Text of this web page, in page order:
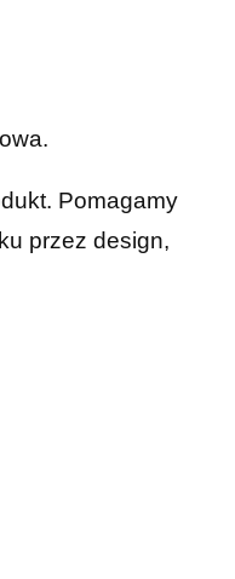
Pomagamy
przez design,